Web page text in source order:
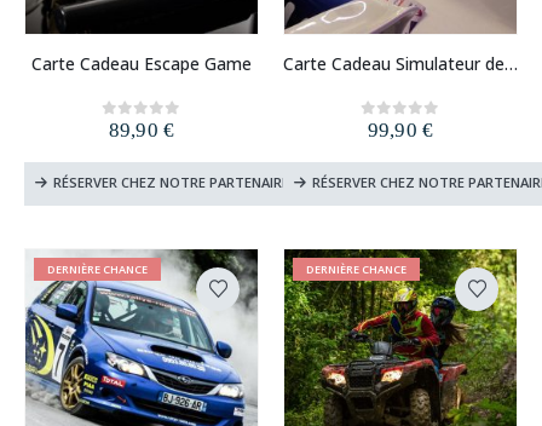
page
du
produit
Carte Cadeau Escape Game
0out of 5
89,90 €
RÉSERVER CHEZ NOTRE PARTENAIRE
Carte Cadeau Simulateur de Vol et de Pilotage
0out of 5
99,90 €
RÉSERVER CHEZ NOTRE
DERNIÈRE CHANCE DERNIÈRE CHANCE